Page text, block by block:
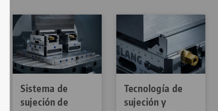
Sistema de
sujeción de
Tecnología de
sujeción y